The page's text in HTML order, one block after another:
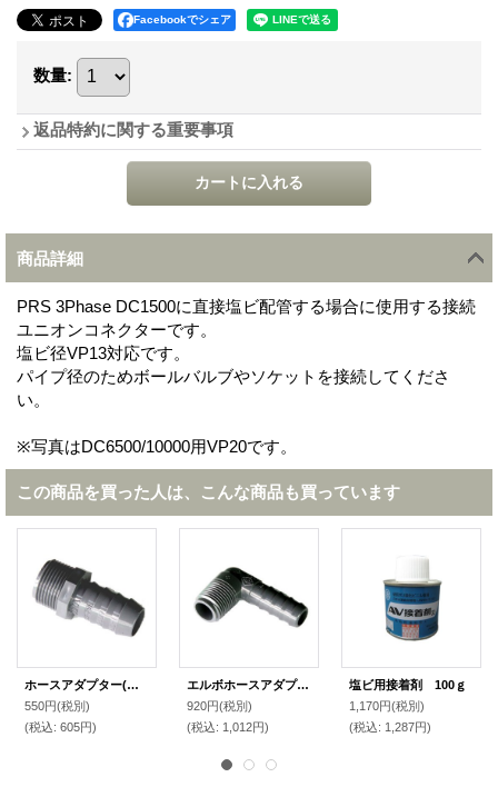
Facebookでシェア
数量:
返品特約に関する重要事項
商品詳細
PRS 3Phase DC1500に直接塩ビ配管する場合に使用する接続
ユニオンコネクターです。
塩ビ径VP13対応です。
パイプ径のためボールバルブやソケットを接続してくださ
い。
※写真はDC6500/10000用VP20です。
この商品を買った人は、こんな商品も買っています
ホースアダプター(ストレート型) 19.0mm
550円(税別)
(税込: 605円)
エルボホースアダプター(Ｌ字型) 12.7mm
920円(税別)
(税込: 1,012円)
塩ビ用接着剤 100ｇ
1,170円(税別)
(税込: 1,287円)